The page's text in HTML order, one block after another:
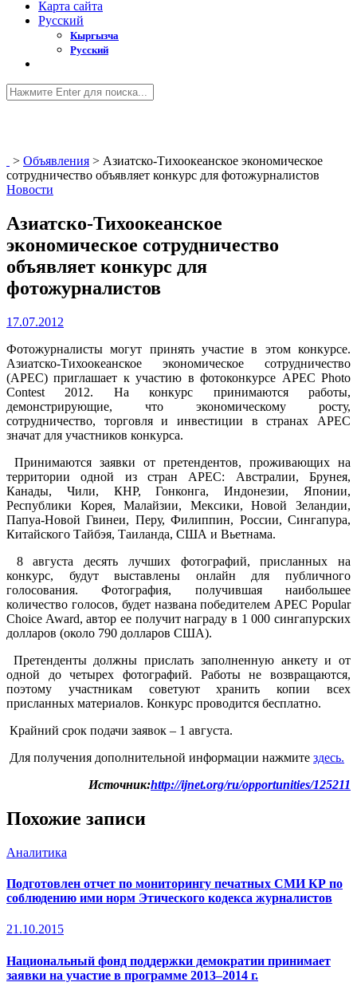
Карта сайта
Русский
Кыргызча
Русский
> Объявления > Азиатско-Тихоокеанское экономическое
сотрудничество объявляет конкурс для фотожурналистов
Новости
Азиатско-Тихоокеанское
экономическое сотрудничество
объявляет конкурс для
фотожурналистов
17.07.2012
Фотожурналисты могут принять участие в этом конкурсе.
Азиатско-Тихоокеанское экономическое сотрудничество
(APEC) приглашает к участию в фотоконкурсе APEC Photo
Contest 2012. На конкурс принимаются работы,
демонстрирующие, что экономическому росту,
сотрудничество, торговля и инвестиции в странах APEC
значат для участников конкурса.
Принимаются заявки от претендентов, проживающих на
территории одной из стран APEC: Австралии, Брунея,
Канады, Чили, КНР, Гонконга, Индонезии, Японии,
Республики Корея, Малайзии, Мексики, Новой Зеландии,
Папуа-Новой Гвинеи, Перу, Филиппин, России, Сингапура,
Китайского Тайбэя, Таиланда, США и Вьетнама.
8 августа десять лучших фотографий, присланных на
конкурс, будут выставлены онлайн для публичного
голосования. Фотография, получившая наибольшее
количество голосов, будет названа победителем APEC Popular
Choice Award, автор ее получит награду в 1 000 сингапурских
долларов (около 790 долларов США).
Претенденты должны прислать заполненную анкету и от
одной до четырех фотографий. Работы не возвращаются,
поэтому участникам советуют хранить копии всех
присланных материалов. Конкурс проводится бесплатно.
Крайний срок подачи заявок – 1 августа.
Для получения дополнительной информации нажмите здесь.
Источник:http://ijnet.org/ru/opportunities/125211
Похожие записи
Аналитика
Подготовлен отчет по мониторингу печатных СМИ КР по
соблюдению ими норм Этического кодекса журналистов
21.10.2015
Национальный фонд поддержки демократии принимает
заявки на участие в программе 2013–2014 г.